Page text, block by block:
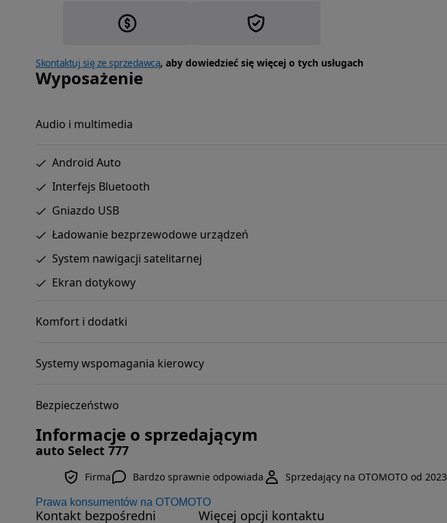
Skontaktuj się ze sprzedawcą, aby dowiedzieć się więcej o tych usługach
Wyposażenie
Audio i multimedia
Android Auto
Interfejs Bluetooth
Gniazdo USB
Ładowanie bezprzewodowe urządzeń
System nawigacji satelitarnej
Ekran dotykowy
Komfort i dodatki
Systemy wspomagania kierowcy
Bezpieczeństwo
Informacje o sprzedającym
auto Select 777
Firma Bardzo sprawnie odpowiada Sprzedający na OTOMOTO od 2023
Prawa konsumentów na OTOMOTO
Kontakt bezpośredni Więcej opcji kontaktu